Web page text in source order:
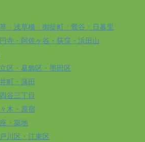
・浅草橋・御徒町・鶯谷・日暮里
寺・阿佐ヶ谷・荻窪・浜田山
区・葛飾区・墨田区
町・蒲田
谷三丁目
木・原宿
・築地
川区・江東区